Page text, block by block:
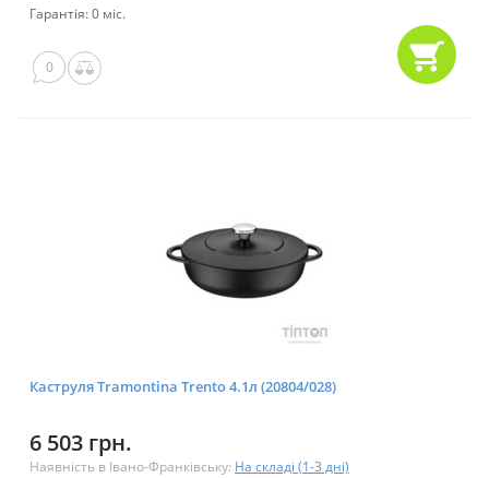
Гарантія: 0 міс.
0
Каструля Tramontina Trento 4.1л (20804/028)
6 503 грн.
Наявність в Івано-Франківську: На складі (1-3 дні)